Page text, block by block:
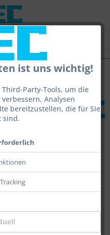
ist uns wichtig!
Party-Tools, um die
Analysen
bereitzustellen, die für Sie
sind.
K-